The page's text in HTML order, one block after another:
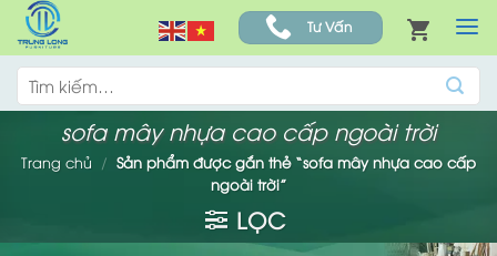
Skip
content
Tư Vấn
Tìm
kiếm:
sofa mây nhựa cao cấp ngoài trời
Trang chủ / Sản phẩm được gắn thẻ “sofa mây nhựa cao cấp
ngoài trời”
LỌC